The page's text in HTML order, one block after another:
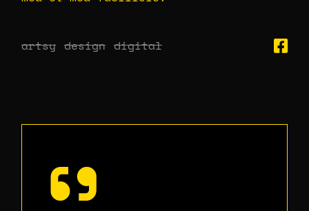
artsy design digital